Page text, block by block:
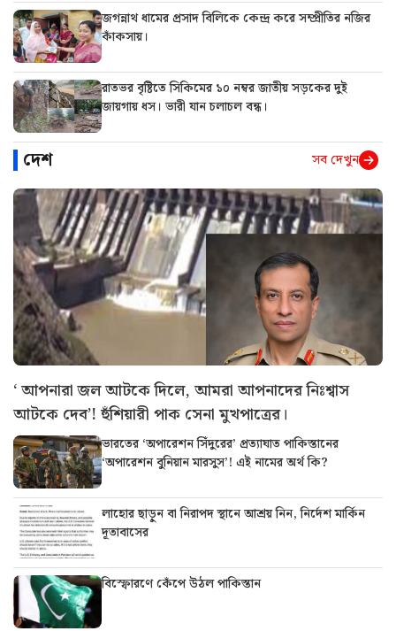
জগন্নাথ ধামের প্রসাদ বিলিকে কেন্দ্র করে সম্প্রীতির নজির
কাঁকসায়।
রাতভর বৃষ্টিতে সিকিমের ১০ নম্বর জাতীয় সড়কের দুই
জায়গায় ধস। ভারী যান চলাচল বন্ধ।
দেশ সব দেখুন
‘ আপনারা জল আটকে দিলে, আমরা আপনাদের নিঃশ্বাস
আটকে দেব’! হুঁশিয়ারী পাক সেনা মুখপাত্রের।
ভারতের ‘অপারেশন সিঁদুরের’ প্রত্যাঘাত পাকিস্তানের
‘অপারেশন বুনিয়ান মারসুস’! এই নামের অর্থ কি?
লাহোর ছাড়ুন বা নিরাপদ স্থানে আশ্রয় নিন, নির্দেশ মার্কিন
দূতাবাসের
বিস্ফোরণে কেঁপে উঠল পাকিস্তান